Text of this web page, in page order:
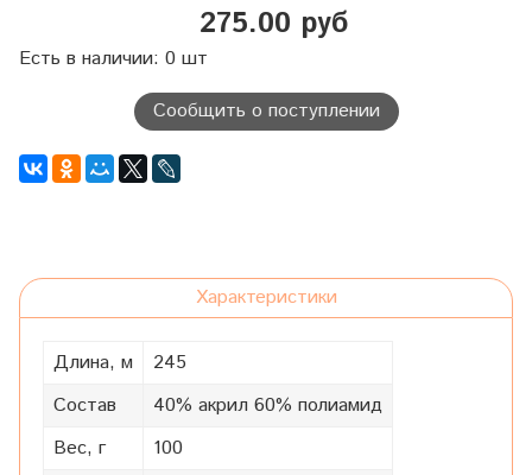
275.00 руб
Есть в наличии: 0 шт
Сообщить о поступлении
Характеристики
Длина, м
245
Состав
40% акрил 60% полиамид
Вес, г
100